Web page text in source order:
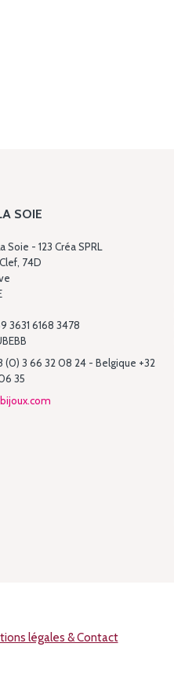
SOIE
Soie - 123 Créa SPRL
74D
3631 6168 3478
(0) 3 66 32 08 24 - Belgique +32
35
légales & Contact